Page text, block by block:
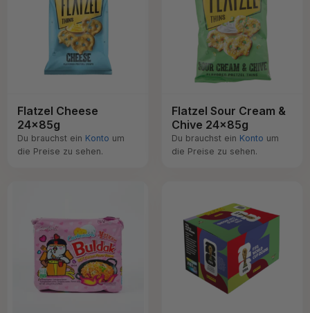
Flatzel Cheese
24x85g
Du brauchst ein Konto um
die Preise zu sehen.
Flatzel Sour Cream &
Chive 24x85g
Du brauchst ein Konto um
die Preise zu sehen.